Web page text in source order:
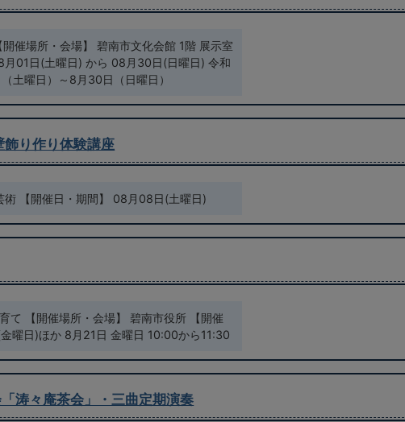
開催場所・会場】 碧南市文化会館 1階 展示室
月01日(土曜日) から 08月30日(日曜日) 令和
土曜日）～8月30日（日曜日）
り作り体験講座
術 【開催日・期間】 08月08日(土曜日)
て 【開催場所・会場】 碧南市役所 【開催
曜日)ほか 8月21日 金曜日 10:00から11:30
涛々庵茶会」・三曲定期演奏